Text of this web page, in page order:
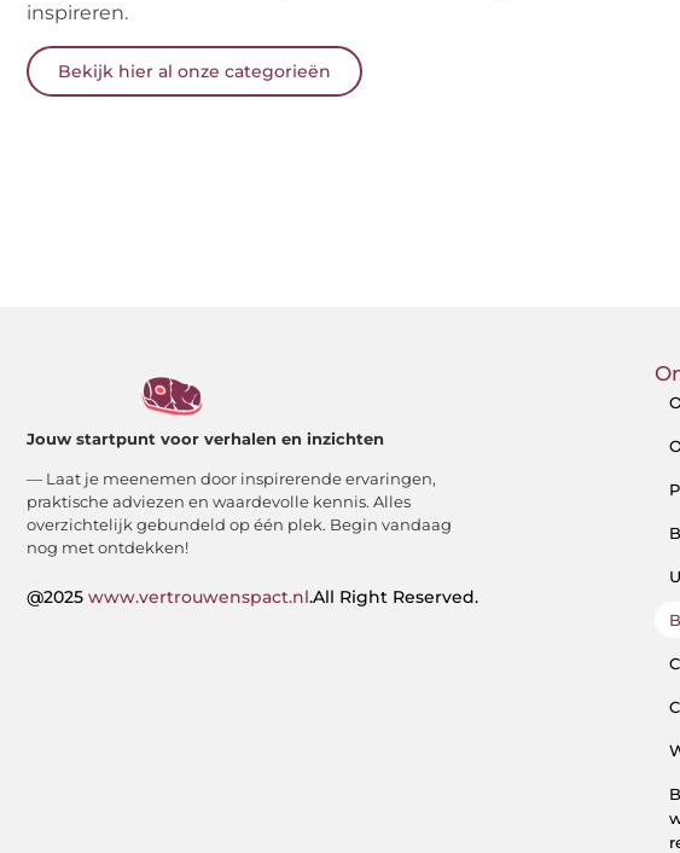
inspireren.
Bekijk hier al onze categorieën
Jouw startpunt voor verhalen en inzichten
— Laat je meenemen door inspirerende ervaringen,
praktische adviezen en waardevolle kennis. Alles
overzichtelijk gebundeld op één plek. Begin vandaag
nog met ontdekken!
@2025 www.vertrouwenspact.nl.All Right Reserved.